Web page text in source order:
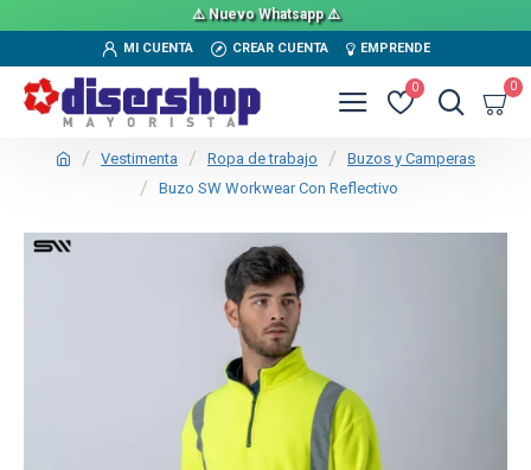
⚠️ Nuevo Whatsapp ⚠️
MI CUENTA CREAR CUENTA EMPRENDE
0 0
Vestimenta Ropa de trabajo
Buzos y Camperas
Buzo SW Workwear Con Reflectivo
TEXTTRANSPARENTE